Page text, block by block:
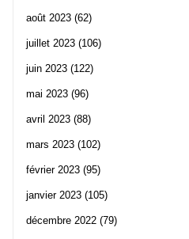
août 2023 (62)
juillet 2023 (106)
juin 2023 (122)
mai 2023 (96)
avril 2023 (88)
mars 2023 (102)
février 2023 (95)
janvier 2023 (105)
décembre 2022 (79)